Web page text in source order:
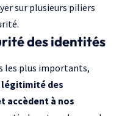
sur plusieurs piliers
des identités
les plus importants,
légitimité des
accèdent à nos